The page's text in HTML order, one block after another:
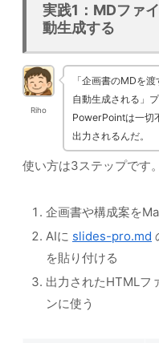
実践1：MDファ
動生成する
Riho
「企画書のMDを
自動生成される」
PowerPointは一切
出力されるんだ。
使い方は3ステップです。
企画書や構成案を
AIに slides-pro.md
を貼り付ける
出力されたHTMLフ
ンに使う